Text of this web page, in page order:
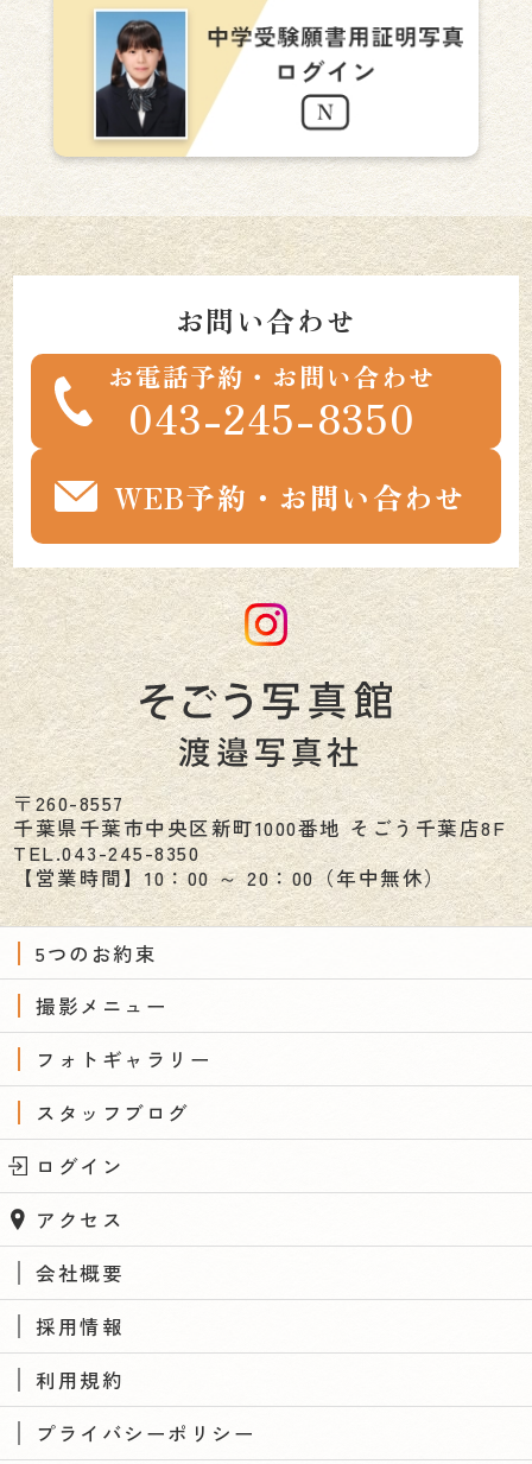
5つのお約束
撮影メニュー
フォトギャラリー
スタッフブログ
ログイン
アクセス
会社概要
採用情報
利用規約
プライバシーポリシー
お問い合わせ
お電話予約・お問い合わせ
043-245-8350
WEB予約・お問い合わせ
〒260-8557
千葉県千葉市中央区新町1000番地 そごう千葉店8F
TEL.043-245-8350
【営業時間】10：00 ～ 20：00（年中無休）